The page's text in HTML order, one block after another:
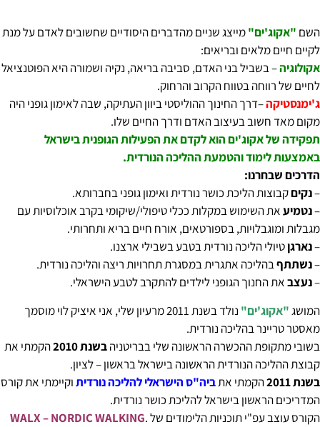
השם "אקוג'ים"מייצג שניים מהדברים היסודיים שחשובים לאדם על מנת
לקיים חיים מלאים ובריאים:
אקולוגיה– בשביל בני האדם, סביבה בריאה, נקיה ושמורה היא הפוטנציאל
לחיים של רווחה בטווח הקרוב והרחוק.
ג'ימנסטיקה–דרך החינוך ההוליסטי ביוון העתיקה, שבה לאימון גופני היה
מקום מאד חשוב בעיצוב האדם ודרך החיים שלו.
תפקידה של אקוג'ים הוא לקדם את הפעילות הגופנית בישראל
באמצעות לימוד והטמעת ההליכה הנורדית.
הדרכים שבחרנו:
–נקיםקבוצות הליכת כושר נורדית ואימון גופני בחברותא.
–נטמיעאת השימוש במקלות ככלי טיפולי/שיקומי בקרב אוכלוסיות עם
מגבלות ומוגבלויות, בספורטאים, אורח חיים בריא ותחרותי.
–נארגןטיולי הליכה נורדית בטבע בשבילי ארצנו.
–נשתתףבהליכה אתגרית במסגרת תחרויות ריצה והליכה נורדית.
–נעצבאת החנוך הגופני לילדים להתקרב לטבע הישראלי.
המושג"אקוג'ים"
נולד בשנת 2011 מרעיון שלי, אני איציק לוי מוסמך
מאסטר טריינר בהליכה נורדית.
בשובי מתקופת ההכשרה הראשונה שלי בבריטניהבשנת 2010
הקמתי את
קבוצת ההליכה הנורדית הראשונה בישראל בראשון – לציון.
בשנת 2011
הקמתי אתביה"ס הישראלי להליכה נורדיתוקיימתי את קורס
המדריכים הראשון בישראל להליכת כושר נורדית.
הקורס עוצב עפ"י תוכניות הלימודים של .WALX – NORDIC WALKING